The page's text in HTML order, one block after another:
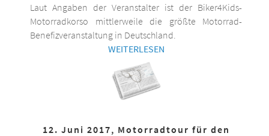
Laut Angaben der Veranstalter ist der Biker4Kids-
Motorradkorso mittlerweile die größte Motorrad-
Benefizveranstaltung in Deutschland.
WEITERLESEN
12. Juni 2017, Motorradtour für den